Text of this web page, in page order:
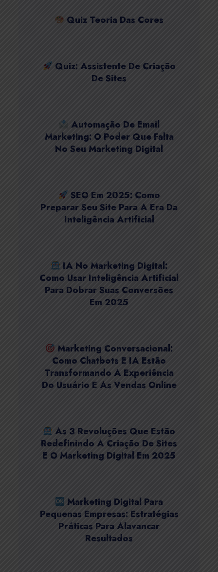
Quiz Teoria Das Cores
Quiz: Assistente De Criação
De Sites
Automação De Email
Marketing: O Poder Que Falta
No Seu Marketing Digital
SEO Em 2025: Como
Preparar Seu Site Para A Era Da
Inteligência Artificial
IA No Marketing Digital:
Como Usar Inteligência Artificial
Para Dobrar Suas Conversões
Em 2025
Marketing Conversacional:
Como Chatbots E IA Estão
Transformando A Experiência
Do Usuário E As Vendas Online
As 3 Revoluções Que Estão
Redefinindo A Criação De Sites
E O Marketing Digital Em 2025
Marketing Digital Para
Pequenas Empresas: Estratégias
Práticas Para Alavancar
Resultados